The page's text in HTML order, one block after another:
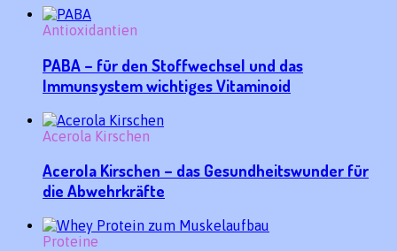
Antioxidantien
PABA – für den Stoffwechsel und das
Immunsystem wichtiges Vitaminoid
Acerola Kirschen
Acerola Kirschen – das Gesundheitswunder für
die Abwehrkräfte
Proteine